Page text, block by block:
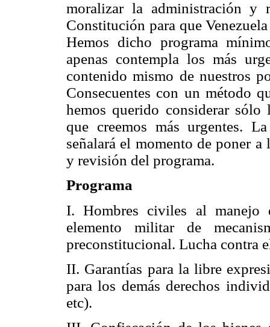
moralizar la administración y
Constitución para que
Hemos dicho programa
apenas contempla los más
contenido mismo de nuestros
Consecuentes con un método
hemos querido considerar sólo
que creemos más urgentes.
señalará el momento de poner
y revisión del programa.
Programa
I. Hombres civiles al
elemento militar de
preconstitucional. Lucha contra
II. Garantías para la libre
para los demás derechos
etc).